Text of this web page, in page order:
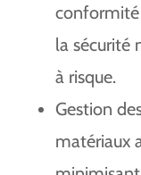
conformité
la sécurité
à risque.
Gestion
matériaux